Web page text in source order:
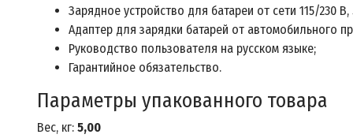
Зарядное устройство для батареи от сети 115/230
Адаптер для зарядки батарей от автомобильного
Руководство пользователя на русском языке;
Гарантийное обязательство.
Параметры упакованного товара
Вес, кг: 5,00